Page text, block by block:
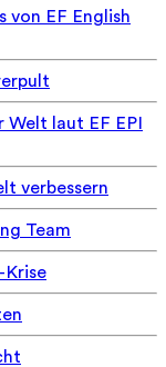
von EF English
Welt laut EF EPI
verbessern
Team
Krise